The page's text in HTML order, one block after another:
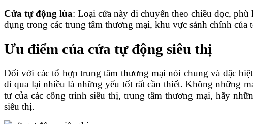
Cửa tự động lùa: Loại cửa này di chuyển theo chiều dọc,
dụng trong các trung tâm thương mại, khu vực sảnh chính của
Ưu điểm của cửa tự động siêu thị
Đối với các tổ hợp trung tâm thương mại nói chung và đặc
đi qua lại nhiều là những yếu tốt rất cần thiết. Không những
tư của các công trình siêu thị, trung tâm thương mại, hãy
siêu thị.